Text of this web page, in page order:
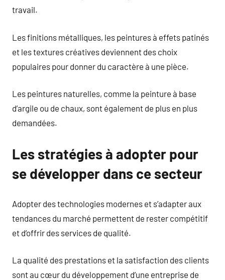
travail.
Les finitions métalliques, les peintures à effets patinés
et les textures créatives deviennent des choix
populaires pour donner du caractère à une pièce.
Les peintures naturelles, comme la peinture à base
d’argile ou de chaux, sont également de plus en plus
demandées.
Les stratégies à adopter pour
se développer dans ce secteur
Adopter des technologies modernes et s’adapter aux
tendances du marché permettent de rester compétitif
et d’offrir des services de qualité.
La qualité des prestations et la satisfaction des clients
sont au cœur du développement d’une entreprise de